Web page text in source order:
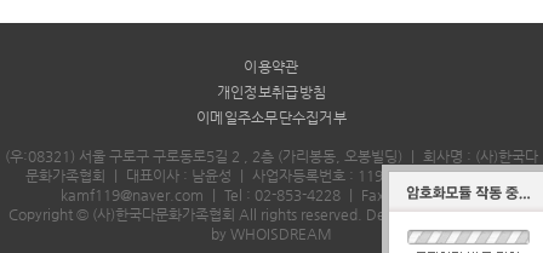
이용약관
개인정보취급방침
이메일주소무단수집거부
(우:08321) 서울 구로구 구로동로5길 2 , 2층 (가리봉동, 오봉빌딩) ｜ 회사명 : (사)한국다
문화가족협회 ｜ 대표이사 : 남윤성 ｜ 사업자등록번호 : 119-82-11073｜Email :
kamf119@naver.com ｜ Tel : 02-853-4228 ｜ Fax : 02-853-4229
Copyright © (사)한국다문화가족협회 All rights reserved. Designed & Programmed
by WHOISDREAM